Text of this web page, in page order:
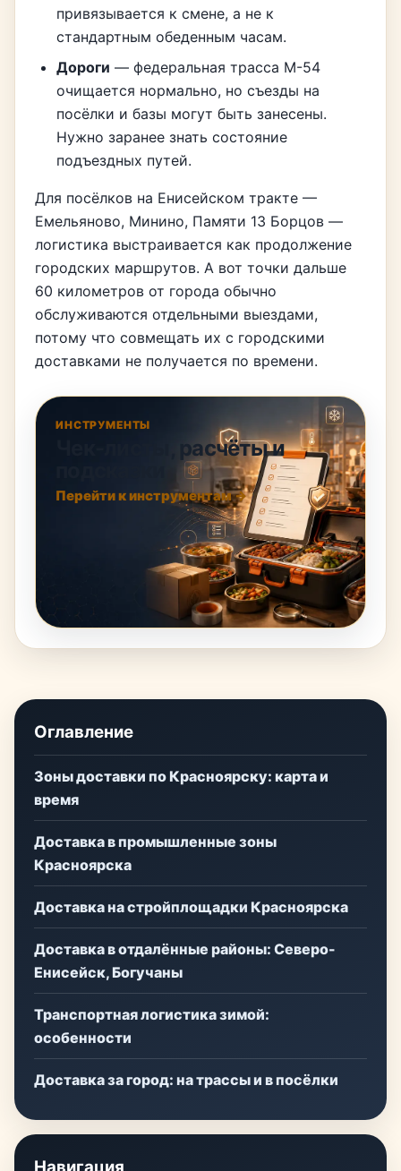
привязывается к смене, а не к
стандартным обеденным часам.
Дороги — федеральная трасса М-54
очищается нормально, но съезды на
посёлки и базы могут быть занесены.
Нужно заранее знать состояние
подъездных путей.
Для посёлков на Енисейском тракте —
Емельяново, Минино, Памяти 13 Борцов —
логистика выстраивается как продолжение
городских маршрутов. А вот точки дальше
60 километров от города обычно
обслуживаются отдельными выездами,
потому что совмещать их с городскими
доставками не получается по времени.
ИНСТРУМЕНТЫ
Чек-листы, расчёты и
Перейти к инструментам →
Оглавление
Зоны доставки по Красноярску: карта и
время
Доставка в промышленные зоны
Красноярска
Доставка на стройплощадки Красноярска
Доставка в отдалённые районы: Северо-
Енисейск, Богучаны
Транспортная логистика зимой:
особенности
Доставка за город: на трассы и в посёлки